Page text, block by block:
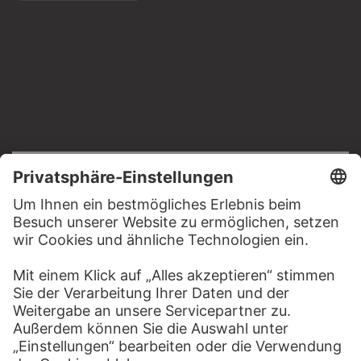
Impressum
Datenschutz
Copyright © 2026 Städel Museum
All rights reserved.
DIGITALE SAMMLUNG
Startseite
Werke
Künstler
Alben